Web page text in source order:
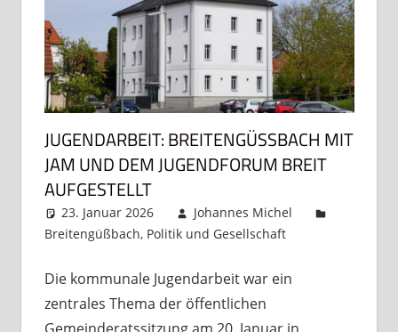
JUGENDARBEIT: BREITENGÜSSBACH MIT J
AM UND DEM JUGENDFORUM BREIT A
UFGESTELLT
23. Januar 2026
Johannes Michel
Breitengüßbach, Politik und Gesellschaft
Die kommunale Jugendarbeit war ein
zentrales Thema der öffentlichen